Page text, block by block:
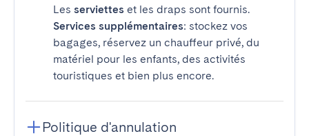
Les serviettes et les draps sont fournis.
Services supplémentaires: stockez vos
bagages, réservez un chauffeur privé, du
matériel pour les enfants, des activités
touristiques et bien plus encore.
Politique d'annulation